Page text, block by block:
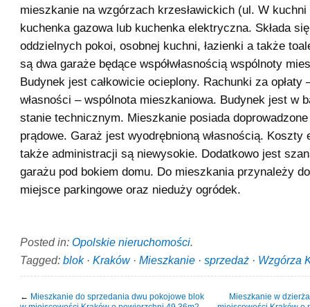
mieszkanie na wzgórzach krzesławickich (ul. W
kuchenka gazowa lub kuchenka elektryczna. Składa
oddzielnych pokoi, osobnej kuchni, łazienki a także
są dwa garaże będące współwłasnością wspólnoty
Budynek jest całkowicie ocieplony. Rachunki za opłaty
własności – wspólnota mieszkaniowa. Budynek jest w
stanie technicznym. Mieszkanie posiada
prądowe. Garaż jest wyodrębnioną własnością. Koszty
także administracji są niewysokie. Dodatkowo jest
garażu pod bokiem domu. Do mieszkania przynależy
miejsce parkingowe oraz nieduży ogródek.
Posted in: Opolskie nieruchomości.
Tagged: blok· Kraków· Mieszkanie · sprzedaż · Wzgórza
← Mieszkanie do sprzedania dwu pokojowe blok
Mieszkanie w